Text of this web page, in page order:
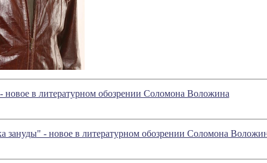
новое в литературном обозрении Соломона Воложина
зануды" - новое в литературном обозрении Соломона